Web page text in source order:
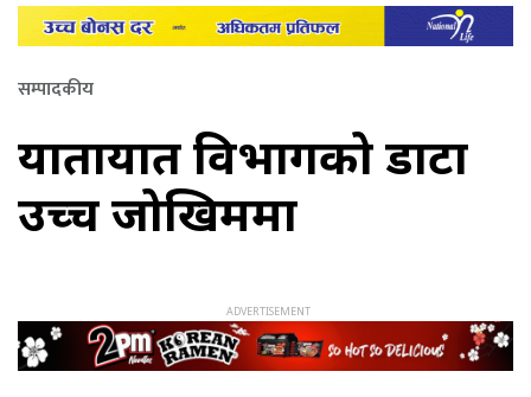
सम्पादकीय
यातायात विभागको डाटा
उच्च जोखिममा